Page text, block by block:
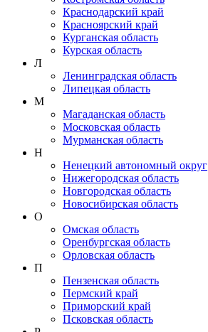
Краснодарский край
Красноярский край
Курганская область
Курская область
Л
Ленинградская область
Липецкая область
М
Магаданская область
Московская область
Мурманская область
Н
Ненецкий автономный округ
Нижегородская область
Новгородская область
Новосибирская область
О
Омская область
Оренбургская область
Орловская область
П
Пензенская область
Пермский край
Приморский край
Псковская область